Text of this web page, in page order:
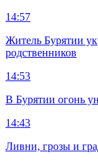
14:57
Житель Бурятии
родственников
14:53
В Бурятии огонь
14:43
Ливни, грозы и